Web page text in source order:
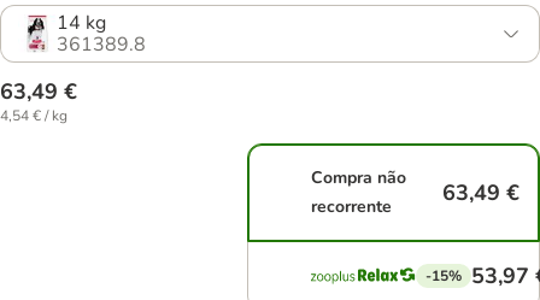
14 kg
361389.8
63,49 €
4,54 € / kg
Compra não
recorrente
63,49 €
-15% 53,97